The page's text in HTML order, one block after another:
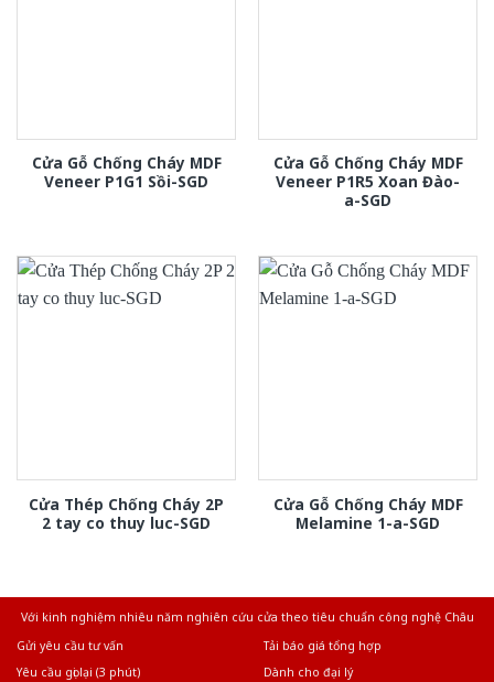
Cửa Gỗ Chống Cháy MDF
Veneer P1G1 Sồi-SGD
Cửa Gỗ Chống Cháy MDF
Veneer P1R5 Xoan Đào-
a-SGD
Cửa Thép Chống Cháy 2P
2 tay co thuy luc-SGD
Cửa Gỗ Chống Cháy MDF
Melamine 1-a-SGD
Với kinh nghiệm nhiêu năm nghiên cứu cửa theo tiêu chuẩn công nghệ Châu
Gửi yêu cầu tư vấn
Tải báo giá tổng hợp
Yêu cầu gọi lại (3 phút)
Dành cho đại lý